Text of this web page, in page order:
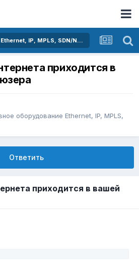
Активное оборудование Ethernet, IP, MPLS, SDN/NFV...
приходится в
оборудование Ethernet, IP, MPLS,
Ответить
приходится в вашей